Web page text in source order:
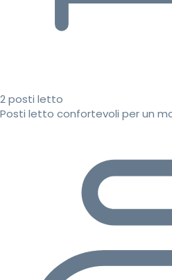
2 posti letto
Posti letto confortevoli per un